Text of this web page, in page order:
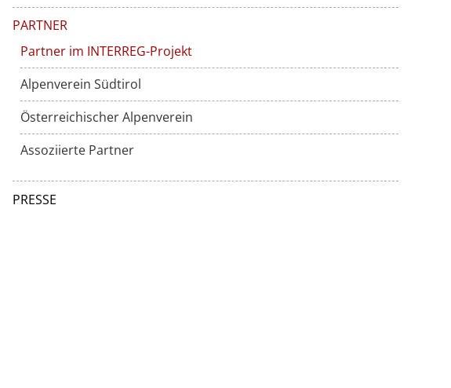
PARTNER
Partner im INTERREG-Projekt
Alpenverein Südtirol
Österreichischer Alpenverein
Assoziierte Partner
PRESSE